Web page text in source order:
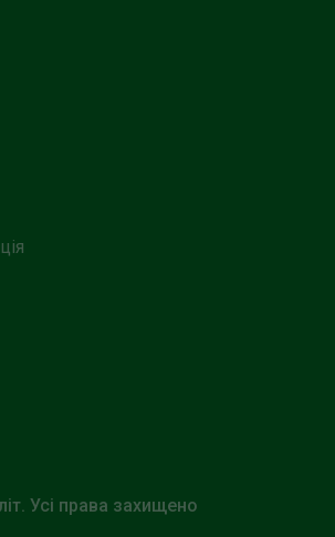
Усі права захищено